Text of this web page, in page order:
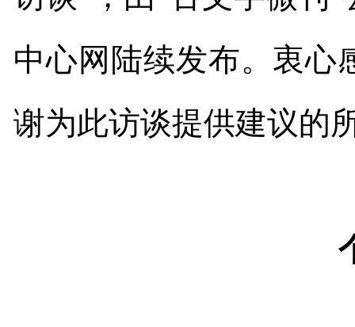
中心网陆续发布。衷心
谢为此访谈提供建议的